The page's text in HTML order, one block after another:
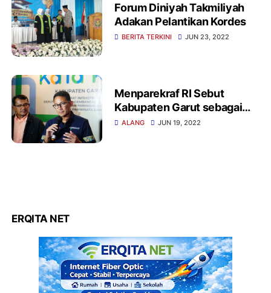
Forum Diniyah Takmiliyah
Adakan Pelantikan Kordes
BERITA TERKINI JUN 23, 2022
Menparekraf RI Sebut
Kabupaten Garut sebagai
Kabupaten Pariwisata
ALANG JUN 19, 2022
ERQITA NET